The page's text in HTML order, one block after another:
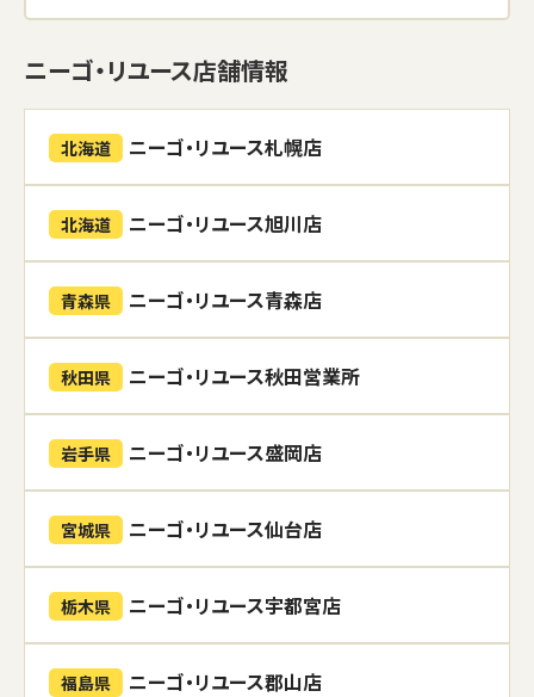
ニーゴ・リユース店舗情報
北海道 ニーゴ・リユース札幌店
北海道 ニーゴ・リユース旭川店
青森県 ニーゴ・リユース青森店
秋田県 ニーゴ・リユース秋田営業所
岩手県 ニーゴ・リユース盛岡店
宮城県 ニーゴ・リユース仙台店
栃木県 ニーゴ・リユース宇都宮店
福島県 ニーゴ・リユース郡山店